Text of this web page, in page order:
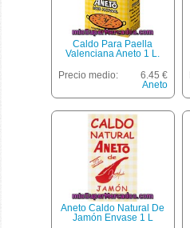
Caldo Para Paella
Valenciana Aneto 1 L.
Precio medio:
6.45 €
Aneto
Aneto Caldo Natural De
Jamón Envase 1 L